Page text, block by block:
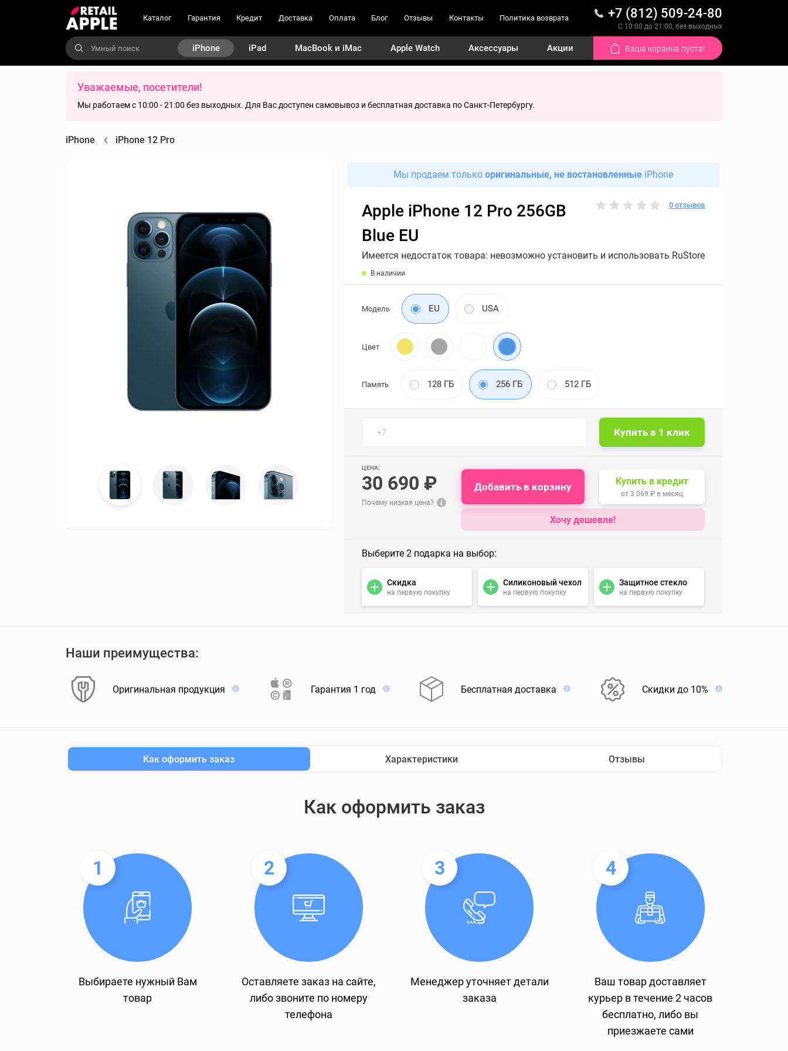
Каталог Гарантия Кредит Доставка Оплата Блог Отзывы Контакты Политика возврата +7 (812) 509-24-80
С 10:00 до 21:00, без выходных
iPhone iPad MacBook и iMac Apple Watch Аксессуары Акции Ваша корзина пуста!
Уважаемые, посетители!
Мы работаем с 10:00 - 21:00 без выходных. Для Вас доступен самовывоз и бесплатная доставка по Санкт-Петербургу.
iPhone iPhone 12 Pro
Мы продаем только оригинальные, не востановленные iPhone
Apple iPhone 12 Pro 256GB
Blue EU
0 отзывов
Имеется недостаток товара: невозможно установить и использовать RuStore
В наличии
Модель EU USA
Цвет
Память 128 ГБ 256 ГБ 512 ГБ
ЦЕНА:
30 690 ₽
Почему низкая цена?
Добавить в корзину Купить в кредит
от 3 069 ₽ в месяц
Хочу дешевле!
Выберите 2 подарка на выбор:
Скидка
на первую покупку
Силиконовый чехол
на первую покупку
Защитное стекло
на первую покупку
Наши преимущества:
Оригинальная продукция Гарантия 1 год Бесплатная доставка Скидки до 10%
Как оформить заказ Характеристики Отзывы
Как оформить заказ
1
Выбираете нужный Вам
товар
2
Оставляете заказ на сайте,
либо звоните по номеру
телефона
3
Менеджер уточняет детали
заказа
4
Ваш товар доставляет
курьер в течение 2 часов
бесплатно, либо вы
приезжаете сами